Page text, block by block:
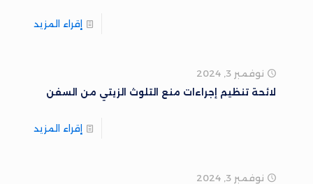
إقراء المزيد
نوفمبر 3, 2024
لائحة تنظيم إجراءات منع التلوث الزيتي من السفن
إقراء المزيد
نوفمبر 3, 2024